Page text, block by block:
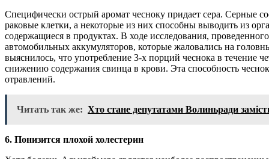
Специфически острый аромат чесноку придает сера. Серные
раковые клетки, а некоторые из них способны выводить из
содержащиеся в продуктах. В ходе исследования,
автомобильных аккумуляторов, которые жаловались на
выяснилось, что употребление 3-х порций чеснока в течение
снижению содержания свинца в крови. Эта способность
отравлений.
Читать так же: Хто стане депутатами Волиньради
6. Понизится плохой холестерин